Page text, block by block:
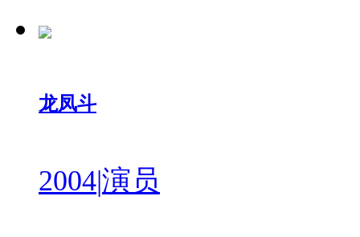
龙凤斗
2004|演员